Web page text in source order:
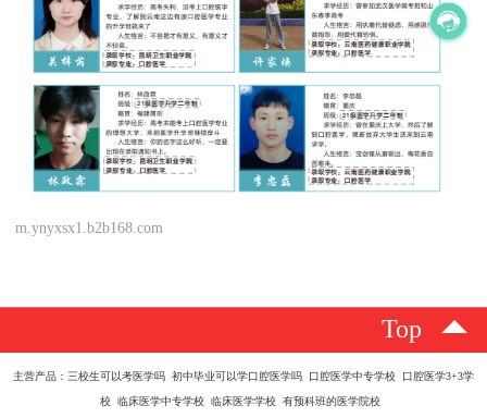
m.ynyxsx1.b2b168.com
Top
主营产品：三校生可以考医学吗 初中毕业可以学口腔医学吗 口腔医学中专学校 口腔医学3+3学
校 临床医学中专学校 临床医学学校 有预科班的医学院校